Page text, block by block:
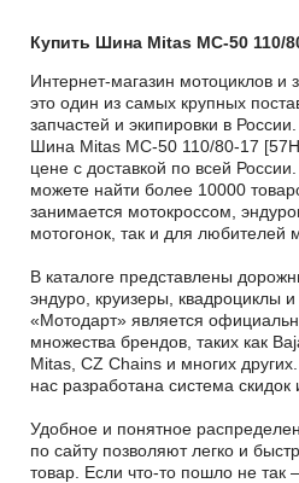
Купить Шина Mitas MC-50 110/
Интернет-магазин мотоциклов и
это один из самых крупных
запчастей и экипировки в
Шина Mitas MC-50 110/80-17
цене с доставкой по всей
можете найти более 10000
занимается мотокроссом,
мотогонок, так и для любителей
В каталоге представлены
эндуро, круизеры, квадроциклы и
«Мотодарт» является
множества брендов, таких как
Mitas, CZ Chains и многих
нас разработана система скидок
Удобное и понятное
по сайту позволяют легко и
товар. Если что-то пошло не так